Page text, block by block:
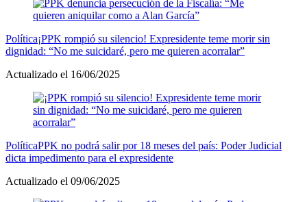
Política¡PPK rompió su silencio! Expresidente teme morir sin
dignidad: “No me suicidaré, pero me quieren acorralar”
Actualizado el 16/06/2025
PolíticaPPK no podrá salir por 18 meses del país: Poder Judicial
dicta impedimento para el expresidente
Actualizado el 09/06/2025